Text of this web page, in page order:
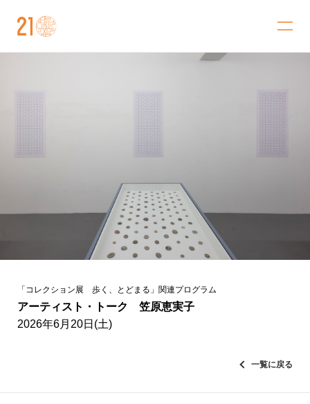
「コレクション展 歩く、とどまる」関連プログラム
アーティスト・トーク 笠原恵実子
2026年6月20日(土)
一覧に戻る